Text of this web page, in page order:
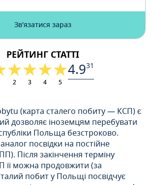
Зв'язатися зараз
РЕЙТИНГ СТАТТІ
2 3 4 5
4.931
(карта сталего побиту — КСП) є
дозволяє іноземцям перебувати
Польща безстроково.
посвідки на постійне
Після закінчення терміну
її можна продовжити (за
побит у Польщі посвідчує